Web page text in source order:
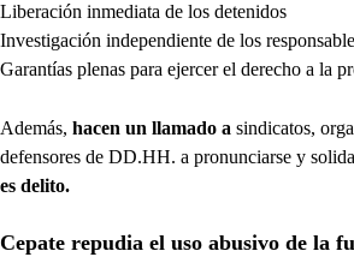
Liberación inmediata de los detenidos
Investigación independiente de los
Garantías plenas para ejercer el derecho a la
Además, hacen un llamado a sindicatos,
defensores de DD.HH. a pronunciarse y
es delito.
Cepate repudia el uso abusivo de la